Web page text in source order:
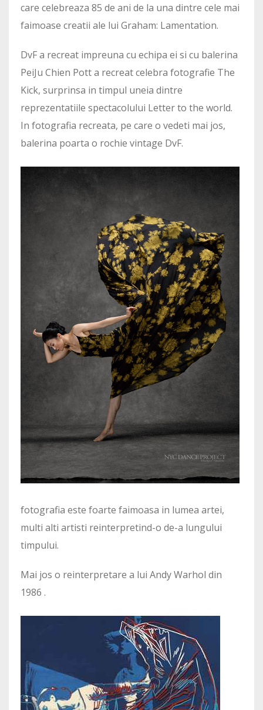
care celebreaza 85 de ani de la una dintre cele mai
faimoase creatii ale lui Graham: Lamentation.
DvF a recreat impreuna cu echipa ei si cu balerina
PeiJu Chien Pott a recreat celebra fotografie The
Kick, surprinsa in timpul uneia dintre
reprezentatiile spectacolului Letter to the world.
In fotografia recreata, pe care o vedeti mai jos,
balerina poarta o rochie vintage DvF.
fotografia este foarte faimoasa in lumea artei,
multi alti artisti reinterpretind-o de-a lungului
timpului.
Mai jos o reinterpretare a lui Andy Warhol din
1986 .